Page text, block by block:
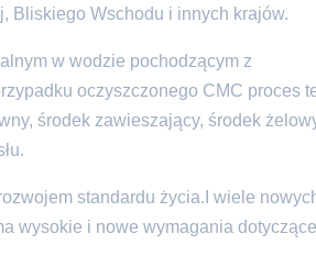
Bliskiego Wschodu i innych krajów.
w wodzie pochodzącym z
oczyszczonego CMC proces
środek zawieszający, środek
standardu życia.I wiele
wysokie i nowe wymagania